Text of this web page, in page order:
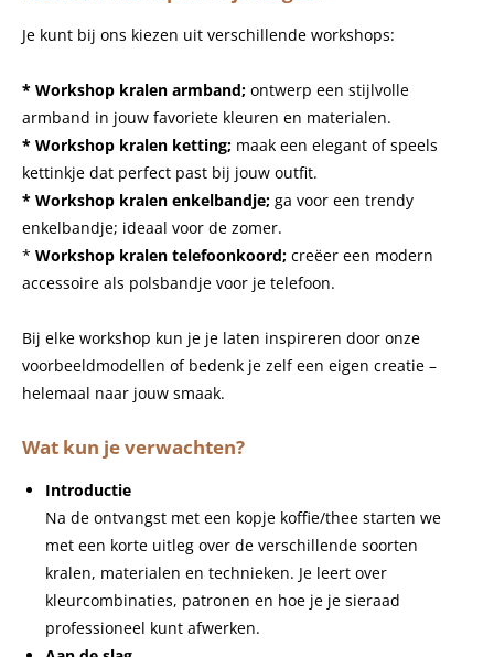
Je kunt bij ons kiezen uit verschillende workshops:
* Workshop kralen armband; ontwerp een stijlvolle
armband in jouw favoriete kleuren en materialen.
* Workshop kralen ketting; maak een elegant of speels
kettinkje dat perfect past bij jouw outfit.
* Workshop kralen enkelbandje; ga voor een trendy
enkelbandje; ideaal voor de zomer.
* Workshop kralen telefoonkoord; creëer een modern
accessoire als polsbandje voor je telefoon.
Bij elke workshop kun je je laten inspireren door onze
voorbeeldmodellen of bedenk je zelf een eigen creatie –
helemaal naar jouw smaak.
Wat kun je verwachten?
Introductie
Na de ontvangst met een kopje koffie/thee starten we
met een korte uitleg over de verschillende soorten
kralen, materialen en technieken. Je leert over
kleurcombinaties, patronen en hoe je je sieraad
professioneel kunt afwerken.